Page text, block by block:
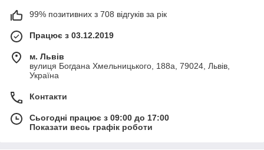
99% позитивних з 708 відгуків за рік
Працює з 03.12.2019
м. Львів
вулиця Богдана Хмельницького, 188а, 79024, Львів,
Україна
Контакти
Сьогодні працює з 09:00 до 17:00
Показати весь графік роботи